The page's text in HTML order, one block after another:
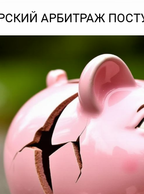
АРБИТРАЖ